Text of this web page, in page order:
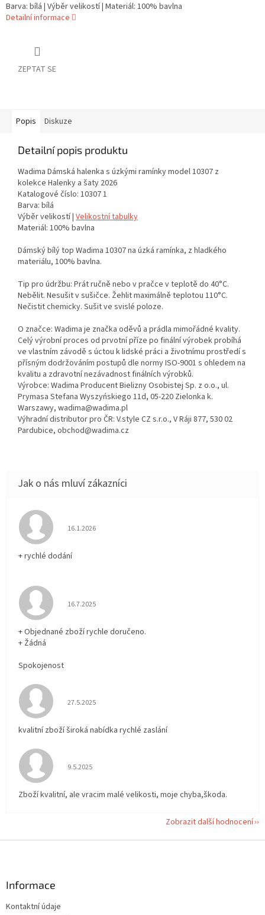
Barva: bílá | Výběr velikostí | Materiál: 100% bavlna
Detailní informace
ZEPTAT SE
Popis Diskuze
Detailní popis produktu
Wadima Dámská halenka s úzkými ramínky model 10307 z
kolekce Halenky a šaty 2026
Katalogové číslo: 10307 1
Barva: bílá
Výběr velikostí | Velikostní tabulky
Materiál: 100% bavlna
Dámský bílý top Wadima 10307 na úzká ramínka, z hladkého
materiálu, 100% bavlna.
Tip pro údržbu: Prát ručně nebo v pračce v teplotě do 40°C.
Nebělit. Nesušit v sušičce. Žehlit maximálně teplotou 110°C.
Nečistit chemicky. Sušit ve svislé poloze.
O značce: Wadima je značka oděvů a prádla mimořádné kvality.
Celý výrobní proces od prvotní příze po finální výrobek probíhá
ve vlastním závodě s úctou k lidské práci a životnímu prostředí s
přísným dodržováním postupů dle normy ISO-9001 s ohledem na
kvalitu a zdravotní nezávadnost finálních výrobků.
Výrobce: Wadima Producent Bielizny Osobistej Sp. z o.o., ul.
Prymasa Stefana Wyszyńskiego 11d, 05-220 Zielonka k.
Warszawy, wadima@wadima.pl
Výhradní distributor pro ČR: V.style CZ s.r.o., V Ráji 877, 530 02
Pardubice, obchod@wadima.cz
Hodnocení obchodu je 5 z 5 hvězdiček.
16.1.2026
+ rychlé dodání
Hodnocení obchodu je 5 z 5 hvězdiček.
16.7.2025
+ Objednané zboží rychle doručeno.
+ Žádná
Spokojenost
Hodnocení obchodu je 5 z 5 hvězdiček.
27.5.2025
kvalitní zboží široká nabídka rychlé zaslání
Hodnocení obchodu je 5 z 5 hvězdiček.
9.5.2025
Zboží kvalitní, ale vracim malé velikosti, moje chyba,škoda.
Zobrazit další hodnocení
Informace
Kontaktní údaje